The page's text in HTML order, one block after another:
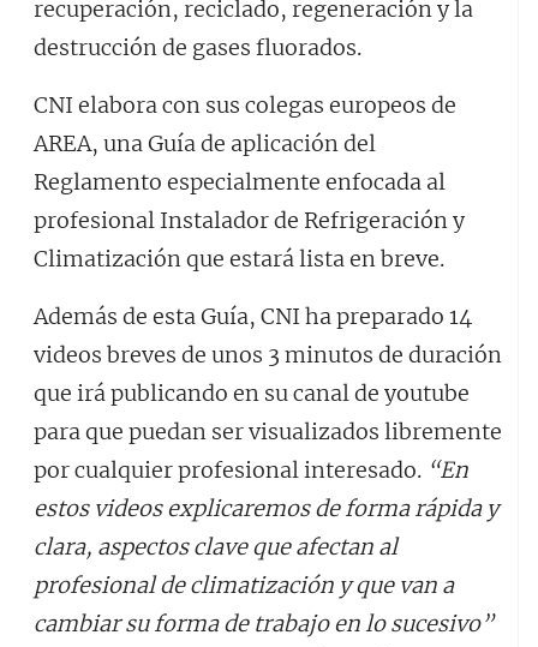
recuperación, reciclado, regeneración y la
destrucción de gases fluorados.
CNI elabora con sus colegas europeos de
AREA, una Guía de aplicación del
Reglamento especialmente enfocada al
profesional Instalador de Refrigeración y
Climatización que estará lista en breve.
Además de esta Guía, CNI ha preparado 14
videos breves de unos 3 minutos de duración
que irá publicando en su canal de youtube
para que puedan ser visualizados libremente
por cualquier profesional interesado. “En
estos videos explicaremos de forma rápida y
clara, aspectos clave que afectan al
profesional de climatización y que van a
cambiar su forma de trabajo en lo sucesivo”